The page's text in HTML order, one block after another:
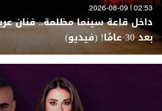
02:53 | 2026-08-09
داخل قاعة سينما مظلمة.. فنان
بعد 30 عامًا! (فيديو)